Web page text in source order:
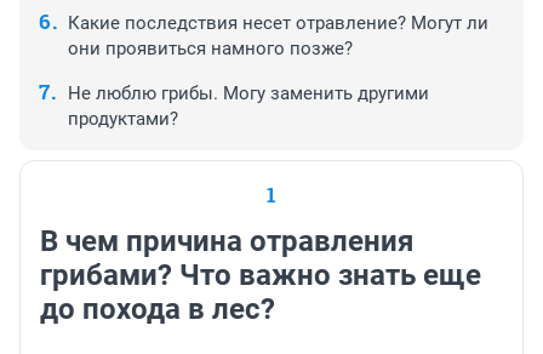
Какие последствия несет отравление? Могут ли
они проявиться намного позже?
Не люблю грибы. Могу заменить другими
продуктами?
1
В чем причина отравления
грибами? Что важно знать еще
до похода в лес?